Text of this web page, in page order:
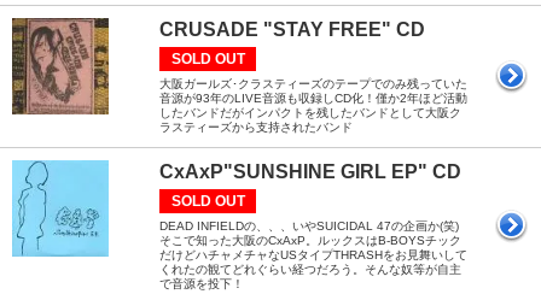
CRUSADE "STAY FREE" CD
SOLD OUT
大阪ガールズ･クラスティーズのテープでのみ残っていた
音源が93年のLIVE音源も収録しCD化！僅か2年ほど活動
したバンドだがインパクトを残したバンドとして大阪ク
ラスティーズから支持されたバンド
CxAxP"SUNSHINE GIRL EP" CD
SOLD OUT
DEAD INFIELDの、、、いやSUICIDAL 47の企画か(笑)
そこで知った大阪のCxAxP。ルックスはB-BOYSチック
だけどハチャメチャなUSタイプTHRASHをお見舞いして
くれたの観てどれぐらい経つだろう。そんな奴等が自主
で音源を投下！